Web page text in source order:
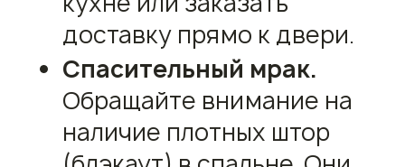
доставку прямо к двери.
Спасительный мрак.
Обращайте внимание на
наличие плотных штор